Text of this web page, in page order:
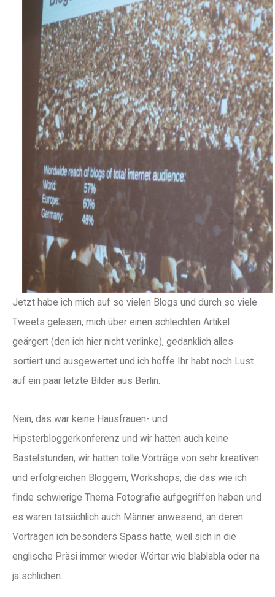
Jetzt habe ich mich auf so vielen Blogs und durch so viele
Tweets gelesen, mich über einen schlechten Artikel
geärgert (den ich hier nicht verlinke), gedanklich alles
sortiert und ausgewertet und ich hoffe Ihr habt noch Lust
auf ein paar letzte Bilder aus Berlin.
Nein, das war keine Hausfrauen- und
Hipsterbloggerkonferenz und wir hatten auch keine
Bastelstunden, wir hatten tolle Vorträge von sehr kreativen
und erfolgreichen Bloggern, Workshops, die das wie ich
finde schwierige Thema Fotografie aufgegriffen haben und
es waren tatsächlich auch Männer anwesend, an deren
Vorträgen ich besonders Spass hatte, weil sich in die
englische Präsi immer wieder Wörter wie blablabla oder na
ja schlichen.